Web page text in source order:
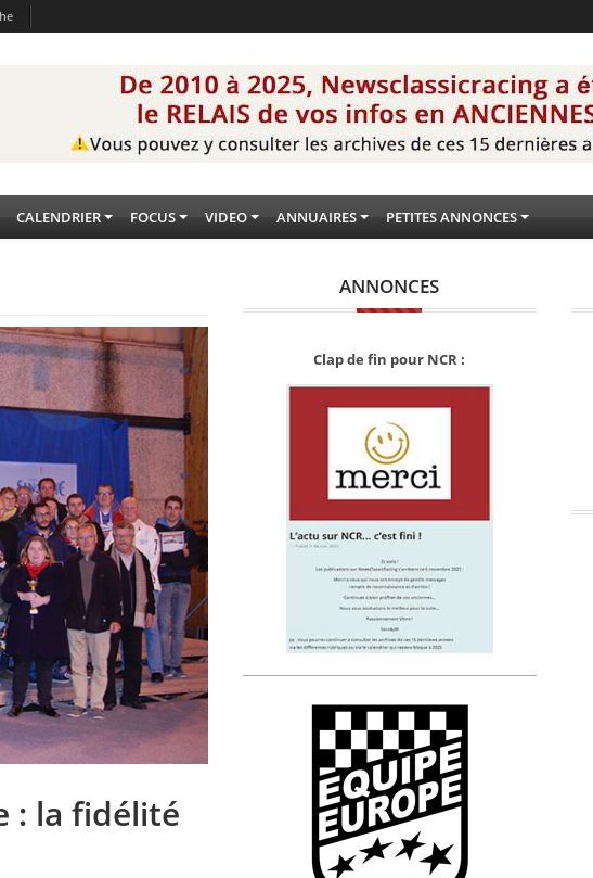
CALENDRIER FOCUS VIDEO ANNUAIRES PETITES ANNONCES
: la fidélité
ANNONCES
Clap de fin pour NCR :